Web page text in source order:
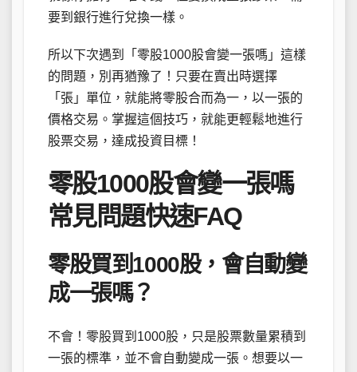
要到銀行進行兌換一樣。
所以下次遇到「零股1000股會變一張嗎」這樣
的問題，別再猶豫了！只要在賣出時選擇
「張」單位，就能將零股合而為一，以一張的
價格交易。掌握這個技巧，就能更輕鬆地進行
股票交易，達成投資目標！
零股1000股會變一張嗎
常見問題快速FAQ
零股買到1000股，會自動變
成一張嗎？
不會！零股買到1000股，只是股票數量累積到
一張的標準，並不會自動變成一張。想要以一